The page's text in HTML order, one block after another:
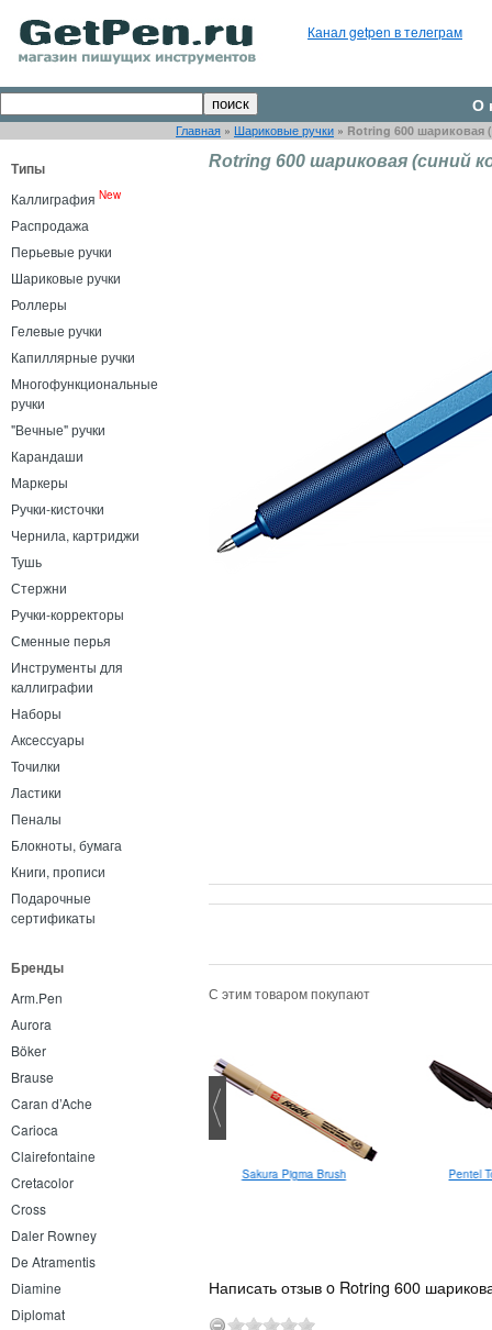
Канал getpen в телеграм
О
Главная » Шариковые ручки » Rotring 600 шариковая
Типы
Каллиграфия New
Распродажа
Перьевые ручки
Шариковые ручки
Роллеры
Гелевые ручки
Капиллярные ручки
Многофункциональные
ручки
"Вечные" ручки
Карандаши
Маркеры
Ручки-кисточки
Чернила, картриджи
Тушь
Стержни
Ручки-корректоры
Сменные перья
Инструменты для
каллиграфии
Наборы
Аксессуары
Точилки
Ластики
Пеналы
Блокноты, бумага
Книги, прописи
Подарочные
сертификаты
Бренды
Arm.Pen
Aurora
Böker
Brause
Caran d’Ache
Carioca
Clairefontaine
Cretacolor
Cross
Daler Rowney
De Atramentis
Diamine
Diplomat
Rotring 600 шариковая (синий
С этим товаром покупают
Sakura Pigma Brush Pentel
Написать отзыв o Rotring 600